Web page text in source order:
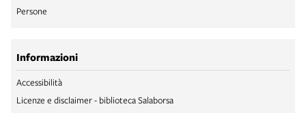
Persone
Informazioni
Accessibilità
Licenze e disclaimer - biblioteca Salaborsa